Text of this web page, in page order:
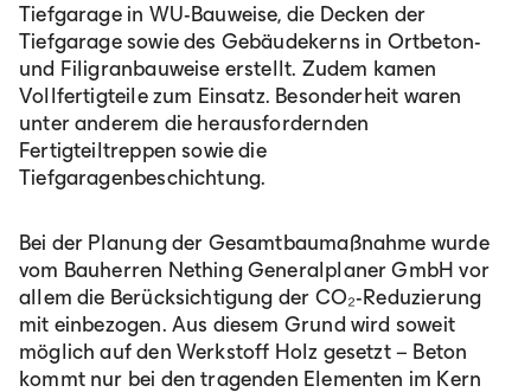
Tiefgarage in WU-Bauweise, die Decken der
Tiefgarage sowie des Gebäudekerns in Ortbeton-
und Filigranbauweise erstellt. Zudem kamen
Vollfertigteile zum Einsatz. Besonderheit waren
unter anderem die herausfordernden
Fertigteiltreppen sowie die
Tiefgaragenbeschichtung.
Bei der Planung der Gesamtbaumaßnahme wurde
vom Bauherren Nething Generalplaner GmbH vor
allem die Berücksichtigung der CO₂-Reduzierung
mit einbezogen. Aus diesem Grund wird soweit
möglich auf den Werkstoff Holz gesetzt – Beton
kommt nur bei den tragenden Elementen im Kern